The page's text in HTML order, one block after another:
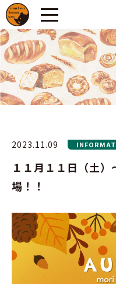
2023.11.09
１１月１１日（土
場！！